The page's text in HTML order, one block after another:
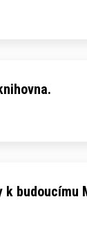
k budoucímu